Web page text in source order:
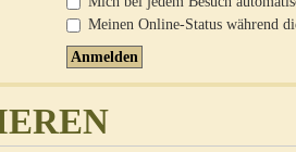
Meinen Online-Status während